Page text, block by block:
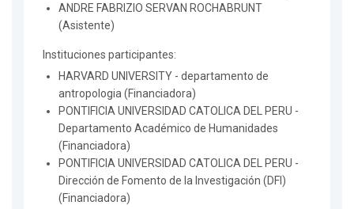
ANDRE FABRIZIO SERVAN ROCHABRUNT
(Asistente)
Instituciones participantes:
HARVARD UNIVERSITY - departamento de
antropologia (Financiadora)
PONTIFICIA UNIVERSIDAD CATOLICA DEL PERU -
Departamento Académico de Humanidades
(Financiadora)
PONTIFICIA UNIVERSIDAD CATOLICA DEL PERU -
Dirección de Fomento de la Investigación (DFI)
(Financiadora)